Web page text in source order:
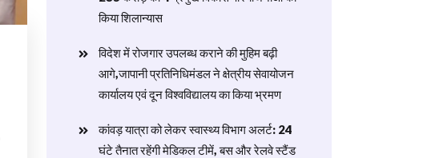
किया शिलान्यास
विदेश में रोजगार उपलब्ध कराने की मुहिम बढ़ी
आगे,जापानी प्रतिनिधिमंडल ने क्षेत्रीय सेवायोजन
कार्यालय एवं दून विश्वविद्यालय का किया भ्रमण
​कांवड़ यात्रा को लेकर स्वास्थ्य विभाग अलर्ट: 24
घंटे तैनात रहेंगी मेडिकल टीमें, बस और रेलवे स्टैंड